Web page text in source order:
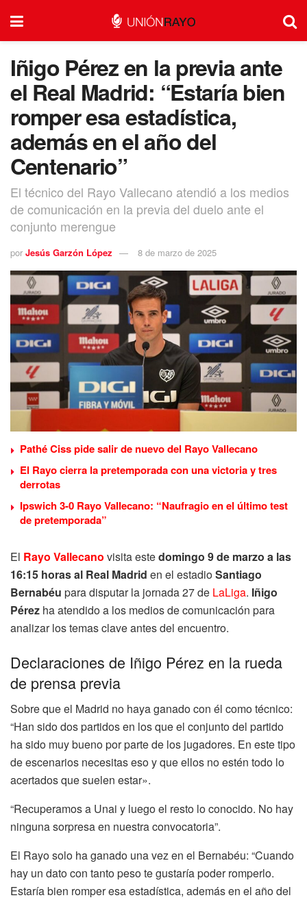
Iñigo Pérez en la previa ante
el Real Madrid: “Estaría bien
romper esa estadística,
además en el año del
Centenario”
El técnico del Rayo Vallecano atendió a los medios
de comunicación en la previa del duelo ante el
conjunto merengue
por Jesús Garzón López 8 de marzo de 2025
Pathé Ciss pide salir de nuevo del Rayo Vallecano
El Rayo cierra la pretemporada con una victoria y tres
derrotas
Ipswich 3-0 Rayo Vallecano: “Naufragio en el último test
de pretemporada”
El Rayo Vallecano visita estedomingo 9 de marzo a las
16:15 horas al Real Madrid en el estadioSantiago
Bernabéu para disputar la jornada 27 de LaLiga. Iñigo
Pérez ha atendido a los medios de comunicación para
analizar los temas clave antes del encuentro.
Declaraciones de Iñigo Pérez en la rueda
de prensa previa
Sobre que el Madrid no haya ganado con él como técnico:
“Han sido dos partidos en los que el conjunto del partido
ha sido muy bueno por parte de los jugadores. En este tipo
de escenarios necesitas eso y que ellos no estén todo lo
acertados que suelen estar».
“Recuperamos a Unai y luego el resto lo conocido. No hay
ninguna sorpresa en nuestra convocatoria”.
El Rayo solo ha ganado una vez en el Bernabéu: “Cuando
hay un dato con tanto peso te gustaría poder romperlo.
Estaría bien romper esa estadística, además en el año del